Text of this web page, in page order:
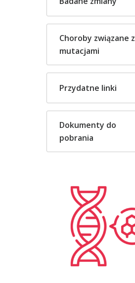
Choroby związane z
mutacjami
Przydatne linki
Dokumenty do
pobrania